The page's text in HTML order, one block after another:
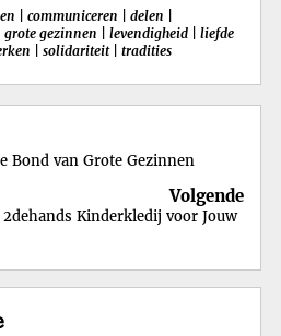
communiceren delen
grote gezinnen levendigheid
liefde
solidariteit| tradities
Bond van Grote Gezinnen
Volgende
Kinderkledij voor Jouw